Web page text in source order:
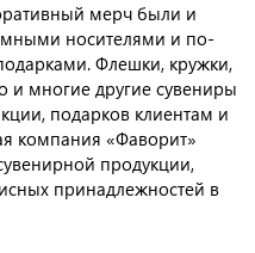
мерч были и
носителями и по-
Флешки, кружки,
и многие другие сувениры
подарков клиентам и
компания «Фаворит»
продукции,
принадлежностей в